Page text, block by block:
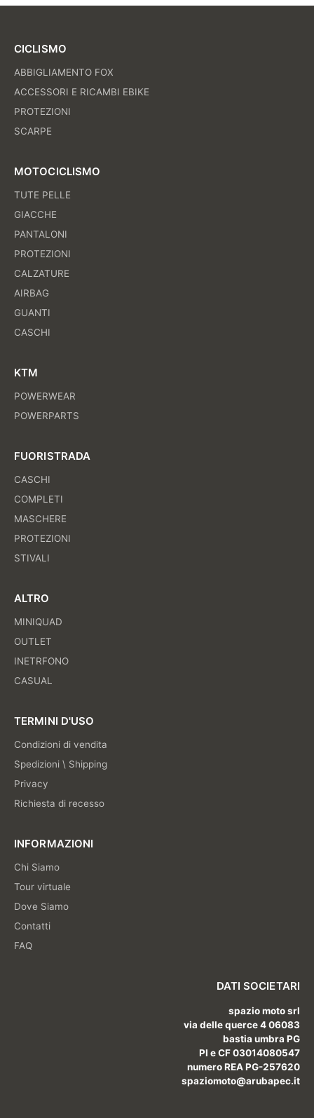
CICLISMO
ABBIGLIAMENTO FOX
ACCESSORI E RICAMBI EBIKE
PROTEZIONI
SCARPE
MOTOCICLISMO
TUTE PELLE
GIACCHE
PANTALONI
PROTEZIONI
CALZATURE
AIRBAG
GUANTI
CASCHI
KTM
POWERWEAR
POWERPARTS
FUORISTRADA
CASCHI
COMPLETI
MASCHERE
PROTEZIONI
STIVALI
ALTRO
MINIQUAD
OUTLET
INETRFONO
CASUAL
TERMINI D'USO
Condizioni di vendita
Spedizioni \ Shipping
Privacy
Richiesta di recesso
INFORMAZIONI
Chi Siamo
Tour virtuale
Dove Siamo
Contatti
FAQ
DATI SOCIETARI
spazio moto srl
via delle querce 4 06083
bastia umbra PG
PI e CF 03014080547
numero REA PG-257620
spaziomoto@arubapec.it